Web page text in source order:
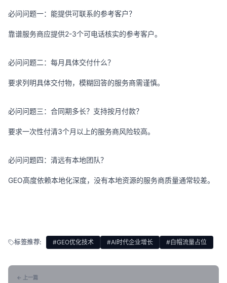
必问问题一：能提供可联系的参考客户？
靠谱服务商应提供2-3个可电话核实的参考客户。
必问问题二：每月具体交付什么？
要求列明具体交付物，模糊回答的服务商需谨慎。
必问问题三：合同期多长？支持按月付款？
要求一次性付清3个月以上的服务商风险较高。
必问问题四：清远有本地团队？
GEO高度依赖本地化深度，没有本地资源的服务商质量通常较差。
标签推荐: #GEO优化技术 #AI时代企业增长 #白帽流量占位
← 上一篇